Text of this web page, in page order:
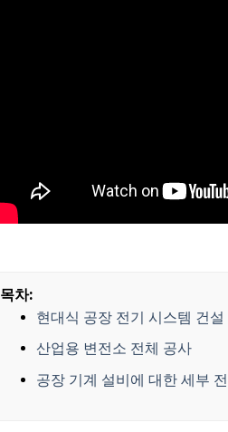
목차:
현대식 공장 전기 시스템 건설
산업용 변전소 전체 공사
공장 기계 설비에 대한 세부